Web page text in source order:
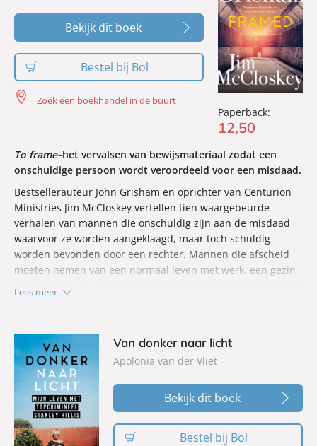
cannabis. Van Laarhoven wordt opgesloten in Klong Prem,
een van de beruchtste gevangenisen van Azië.
Paperback:
12,50
Bekijk dit boek
Bestel bij Bol
Zoek een boekhandel in de buurt
To frame–het vervalsen van bewijsmateriaal zodat een
onschuldige persoon wordt veroordeeld voor een misdaad.
Bestsellerauteur John Grisham en oprichter van Centurion
Ministries Jim McCloskey vertellen tien waargebeurde
verhalen van mannen die onschuldig zijn aan de misdaad
waarvoor ze worden aangeklaagd, maar toch schuldig
worden bevonden door een rechter. Mannen die afscheid
moeten nemen van een normaal leven met werk, een gezin
Lees meer
Van donker naar licht
Apolonia van der Vliet
Bekijk dit boek
Bestel bij Bol